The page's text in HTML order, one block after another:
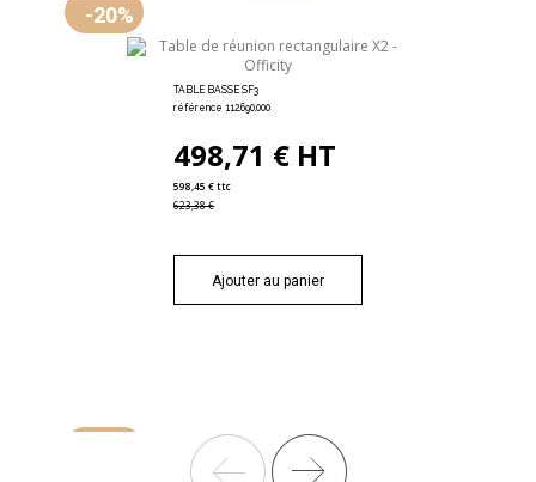
-20%
TABLE BASSE SF3
référence 112.690.000
498,71 € HT
598,45 € ttc
623,38 €
Ajouter au panier